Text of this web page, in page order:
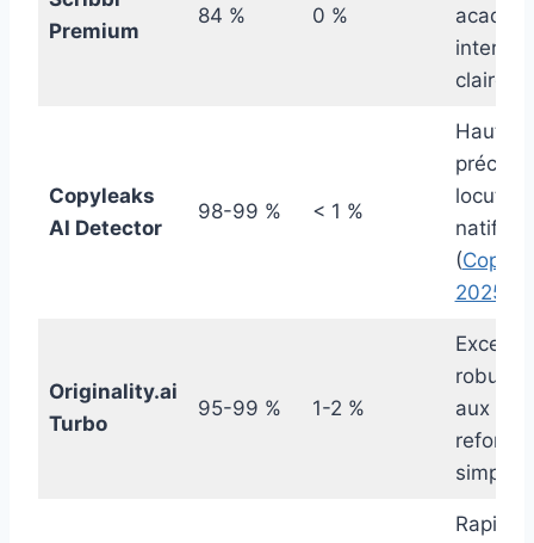
Premium
84 % 0 %
claire
Copyleaks
AI Detector
98-99 % < 1 %
Haute
natifs
(
2025
Originality.ai
Turbo
95-99 % 1-2 %
aux
simples
Rapide,